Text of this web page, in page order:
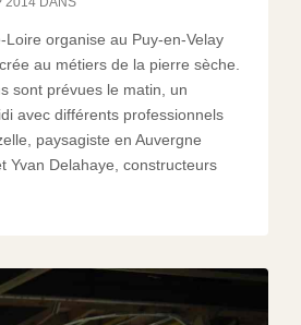
Loire organise au Puy-en-Velay
au métiers de la pierre sèche.
sont prévues le matin, un
avec différents professionnels
paysagiste en Auvergne
Yvan Delahaye, constructeurs